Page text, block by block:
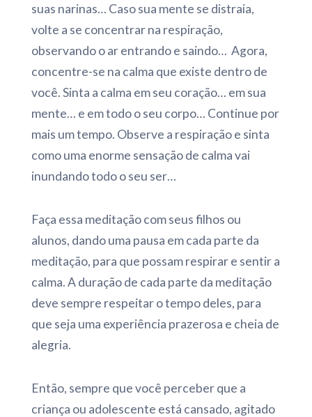
suas narinas… Caso sua mente se distraia,
volte a se concentrar na respiração,
observando o ar entrando e saindo… Agora,
concentre-se na calma que existe dentro de
você. Sinta a calma em seu coração… em sua
mente… e em todo o seu corpo… Continue por
mais um tempo. Observe a respiração e sinta
como uma enorme sensação de calma vai
inundando todo o seu ser…
Faça essa meditação com seus filhos ou
alunos, dando uma pausa em cada parte da
meditação, para que possam respirar e sentir a
calma. A duração de cada parte da meditação
deve sempre respeitar o tempo deles, para
que seja uma experiência prazerosa e cheia de
alegria.
Então, sempre que você perceber que a
criança ou adolescente está cansado, agitado